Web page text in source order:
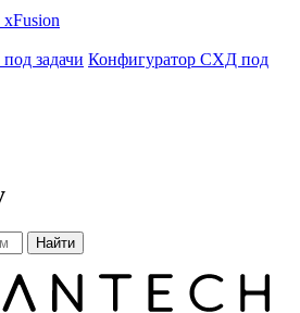
xFusion
задачи Конфигуратор СХД под